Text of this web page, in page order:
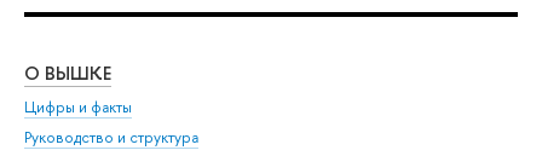
О ВЫШКЕ
Цифры и факты
Руководство и структура